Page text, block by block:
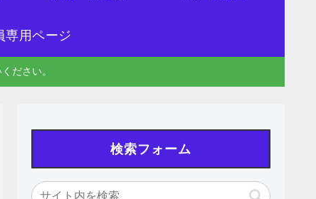
専用ページ
ださい。
検索フォーム